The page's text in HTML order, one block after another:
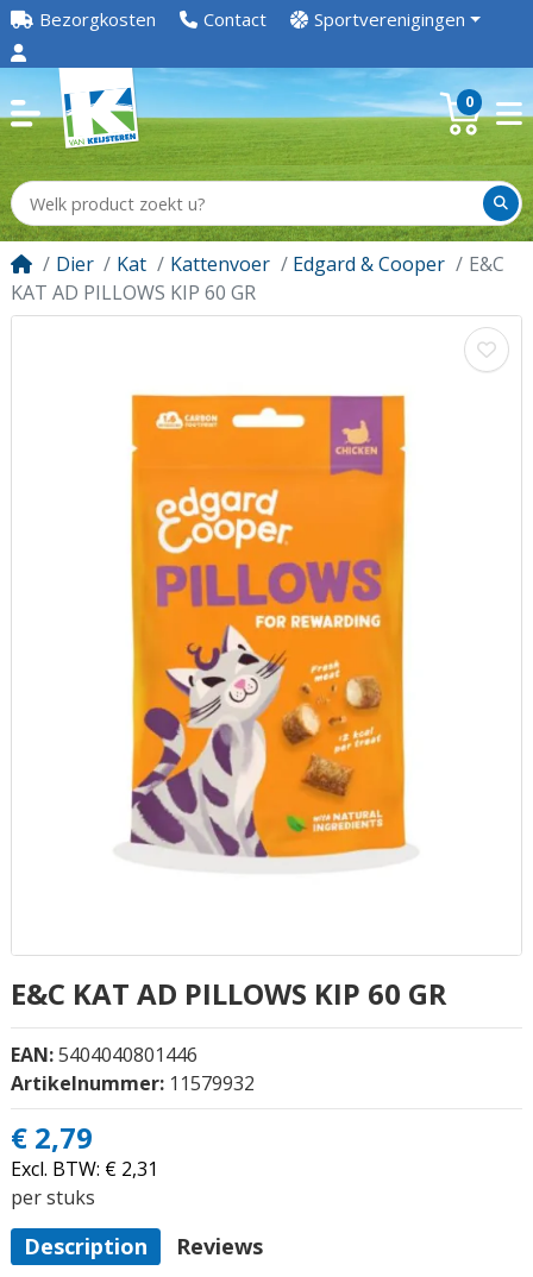
Bezorgkosten Contact Sportverenigingen
0
Dier Kat Kattenvoer Edgard & Cooper
E&C
KAT AD PILLOWS KIP 60 GR
E&C KAT AD PILLOWS KIP 60 GR
Description Reviews
EAN:5404040801446
Artikelnummer: 11579932
€ 2,79
Excl. BTW: € 2,31
per stuks